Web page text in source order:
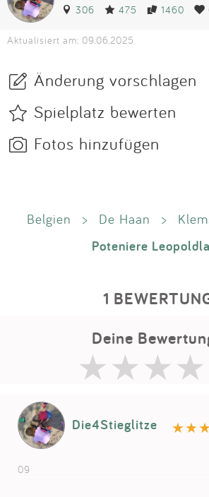
306 475 1460
Aktualisiert am: 09.06.2025
Änderung vorschlagen
Spielplatz bewerten
Fotos hinzufügen
Belgien > De Haan >
Poteniere
1
Deine
Die4Stieglitze
09